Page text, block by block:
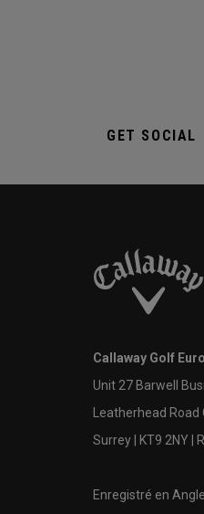
GET SOCIAL
Callaway Golf
Unit 27 Barwell
Leatherhead Road
Surrey | KT9 2NY |
Enregistré en